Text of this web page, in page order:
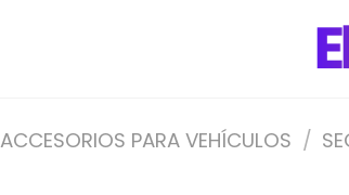
ACCESORIOS PARA VEHÍCULOS /